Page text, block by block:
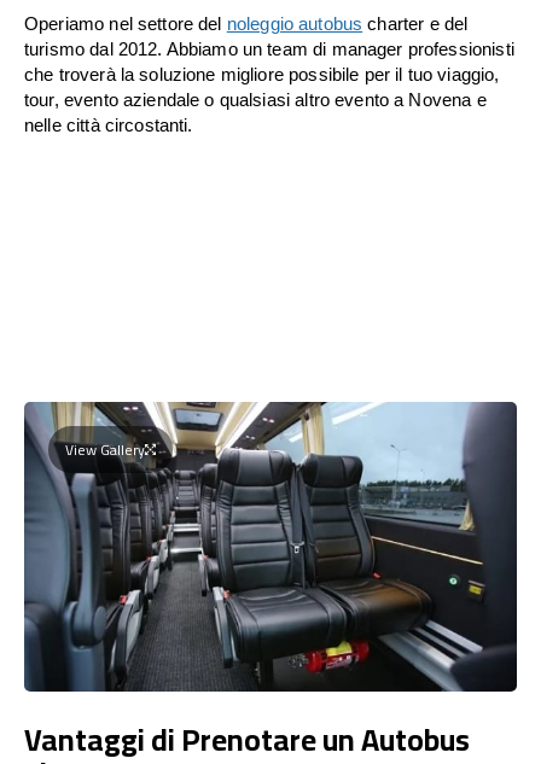
Operiamo nel settore del noleggio autobus charter e del
turismo dal 2012. Abbiamo un team di manager professionisti
che troverà la soluzione migliore possibile per il tuo viaggio,
tour, evento aziendale o qualsiasi altro evento a Novena e
nelle città circostanti.
View Gallery
Vantaggi di Prenotare un Autobus